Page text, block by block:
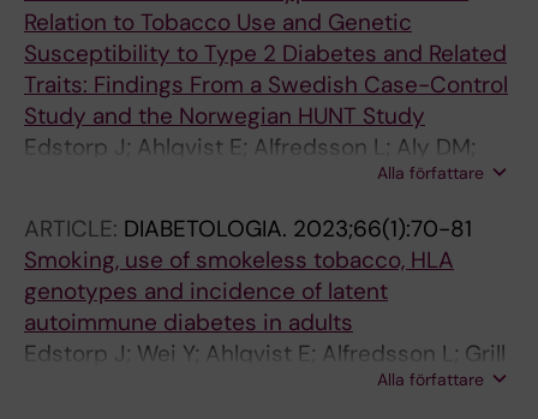
Relation to Tobacco Use and Genetic
Susceptibility to Type 2 Diabetes and Related
Traits: Findings From a Swedish Case-Control
Study and the Norwegian HUNT Study
Edstorp J; Ahlqvist E; Alfredsson L; Aly DM;
Grill V; Rasouli B; Sorgjerd EP; Tuomi T; Asvold
Alla författare
ARTICLE: DIABETOLOGIA. 2023;66(1):70-81
Smoking, use of smokeless tobacco, HLA
genotypes and incidence of latent
autoimmune diabetes in adults
Edstorp J; Wei Y; Ahlqvist E; Alfredsson L; Grill
V; Groop L; Rasouli B; Sorgjerd EP; Thorsby PM;
Alla författare